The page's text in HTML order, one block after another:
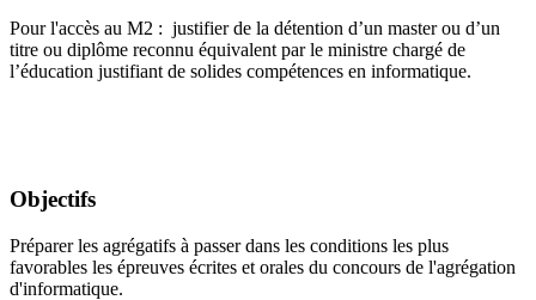
Pour l'accès au M2 : justifier de la détention d’un master ou d’un
titre ou diplôme reconnu équivalent par le ministre chargé de
l’éducation justifiant de solides compétences en informatique.
Objectifs
Préparer les agrégatifs à passer dans les conditions les plus
favorables les épreuves écrites et orales du concours de l'agrégation
d'informatique.